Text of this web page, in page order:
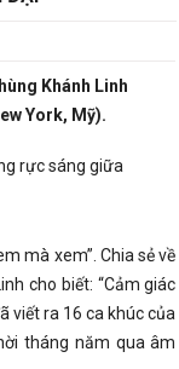
Khánh Linh
York, Mỹ).
rực sáng giữa
mà xem”. Chia sẻ về
cho biết: “Cảm giác
viết ra 16 ca khúc của
tháng năm qua âm